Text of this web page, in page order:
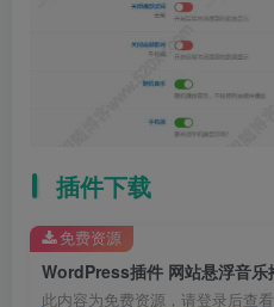
插件下载
此内容为免费资源，请登录后查看
免费资源